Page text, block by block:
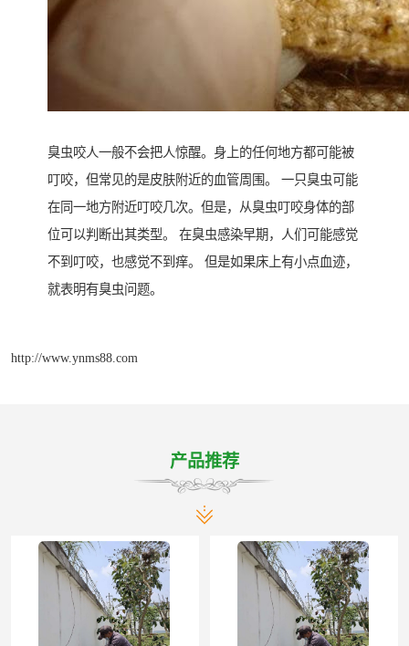
臭虫咬人一般不会把人惊醒。身上的任何地方都可能被
叮咬，但常见的是皮肤附近的血管周围。 一只臭虫可能
在同一地方附近叮咬几次。但是，从臭虫叮咬身体的部
位可以判断出其类型。 在臭虫感染早期，人们可能感觉
不到叮咬，也感觉不到痒。 但是如果床上有小点血迹，
就表明有臭虫问题。
http://www.ynms88.com
产品推荐